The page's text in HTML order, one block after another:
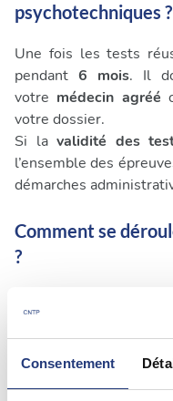
Consentement
psychotechniques ?
Une fois les tests
pendant 6 mois. Il
votre médecin agréé
votre dossier.
Si la validité des
l’ensemble des
démarches
Comment se
?
en trois étapes :
Entretien individuel:
de votre situation et
exercices.